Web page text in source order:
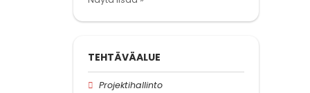
TEHTÄVÄALUE
Projektihallinto